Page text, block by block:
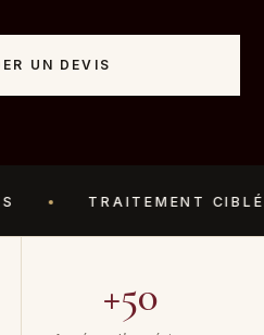
UN DEVIS
TRAITEMENT CIBLÉ
+50